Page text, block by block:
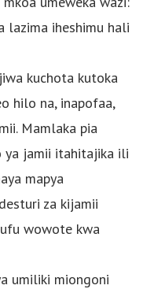
lazima iheshimu hali
kuchota kutoka
hilo na, inapofaa,
Mamlaka pia
ya jamii itahitajika ili
mapya
za kijamii
wowote kwa
umiliki miongoni